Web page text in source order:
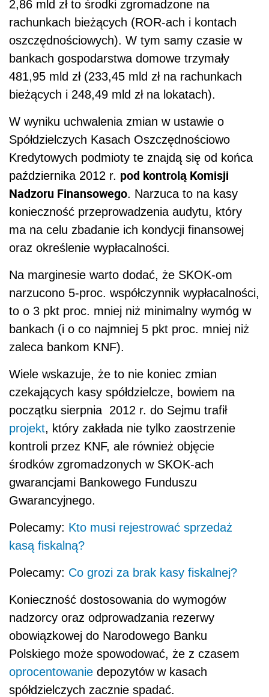
2,86 mld zł to środki zgromadzone na
rachunkach bieżących (ROR-ach i kontach
oszczędnościowych). W tym samy czasie w
bankach gospodarstwa domowe trzymały
481,95 mld zł (233,45 mld zł na rachunkach
bieżących i 248,49 mld zł na lokatach).
W wyniku uchwalenia zmian w ustawie o
Spółdzielczych Kasach Oszczędnościowo
Kredytowych podmioty te znajdą się od końca
października 2012 r. pod kontrolą Komisji
Nadzoru Finansowego. Narzuca to na kasy
konieczność przeprowadzenia audytu, który
ma na celu zbadanie ich kondycji finansowej
oraz określenie wypłacalności.
Na marginesie warto dodać, że SKOK-om
narzucono 5-proc. współczynnik wypłacalności,
to o 3 pkt proc. mniej niż minimalny wymóg w
bankach (i o co najmniej 5 pkt proc. mniej niż
zaleca bankom KNF).
Wiele wskazuje, że to nie koniec zmian
czekających kasy spółdzielcze, bowiem na
początku sierpnia 2012 r. do Sejmu trafił
projekt, który zakłada nie tylko zaostrzenie
kontroli przez KNF, ale również objęcie
środków zgromadzonych w SKOK-ach
gwarancjami Bankowego Funduszu
Gwarancyjnego.
Polecamy: Kto musi rejestrować sprzedaż
kasą fiskalną?
Polecamy: Co grozi za brak kasy fiskalnej?
Konieczność dostosowania do wymogów
nadzorcy oraz odprowadzania rezerwy
obowiązkowej do Narodowego Banku
Polskiego może spowodować, że z czasem
oprocentowanie depozytów w kasach
spółdzielczych zacznie spadać.